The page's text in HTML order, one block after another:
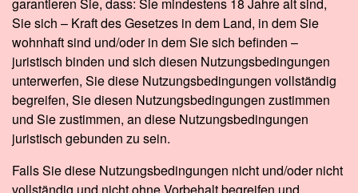
Sie sich – Kraft des Gesetzes in dem Land, in dem Sie
wohnhaft sind und/oder in dem Sie sich befinden –
juristisch binden und sich diesen Nutzungsbedingungen
unterwerfen, Sie diese Nutzungsbedingungen vollständig
begreifen, Sie diesen Nutzungsbedingungen zustimmen
und Sie zustimmen, an diese Nutzungsbedingungen
juristisch gebunden zu sein.
Falls Sie diese Nutzungsbedingungen nicht und/oder nicht